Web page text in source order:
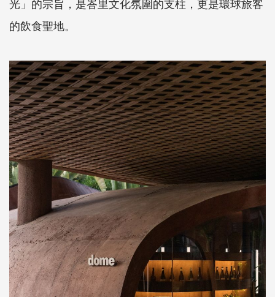
的飲食聖地。